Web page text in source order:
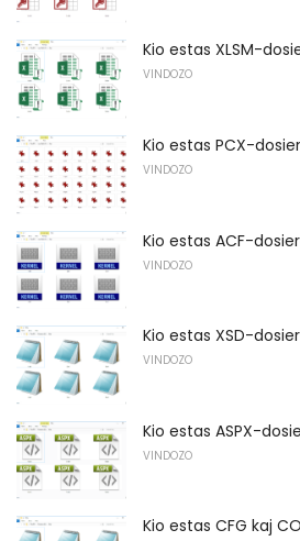
Kio estas XLSM-
VINDOZO
Kio estas PCX-
VINDOZO
Kio estas ACF-
VINDOZO
Kio estas XSD-
VINDOZO
Kio estas ASPX-
VINDOZO
Kio estas CFG kaj